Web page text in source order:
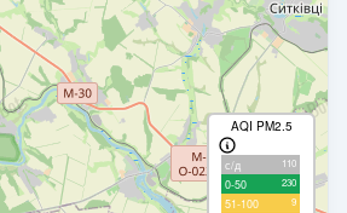
AQI PM2.5
с/д 110
0-50 230
51-100 9